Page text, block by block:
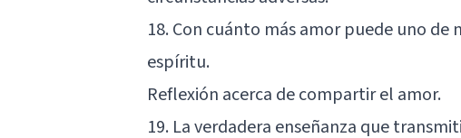
18. Con cuánto más amor puede uno
espíritu.
Reflexión acerca de compartir el amor.
19. La verdadera enseñanza que